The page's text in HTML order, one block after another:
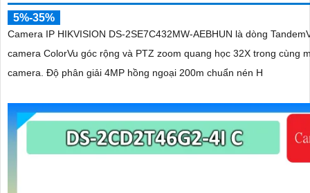
5%-35%
Camera IP HIKVISION DS-2SE7C432MW-AEBHUN là dòng
camera ColorVu góc rộng và PTZ zoom quang học 32X trong cùng
camera. Độ phân giải 4MP hồng ngoại 200m chuẩn nén H